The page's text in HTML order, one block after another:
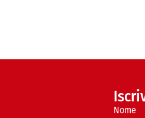
Nome